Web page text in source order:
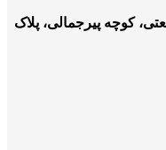
کوچه پیرجمالی، پلاک